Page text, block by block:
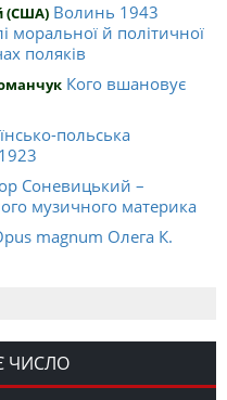
(США) Волинь 1943
моральної й політичної
поляків
Кого вшановує
польська
Соневицький –
музичного материка
magnum Олега К.
Журавель і синиця
й тактики
ЧИСЛО